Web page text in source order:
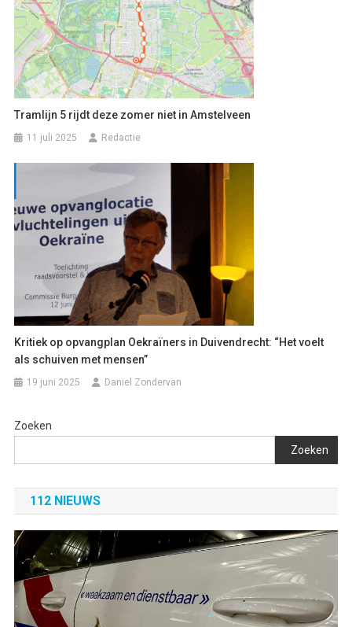
Tramlijn 5 rijdt deze zomer niet in Amstelveen
11 juli 2025 Redactie
Kritiek op opvangplan Oekraïners in Duivendrecht: “Het voelt
als schuiven met mensen”
19 juni 2025 Daniel Zondervan
Zoeken
Zoeken
112 NIEUWS